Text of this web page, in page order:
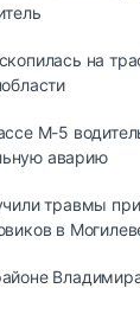
на
М-5
аварию
травмы
в